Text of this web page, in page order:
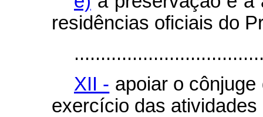
residências oficiais do
XII - apoiar o
exercício das